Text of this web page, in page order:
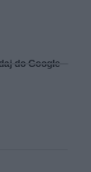
do Google